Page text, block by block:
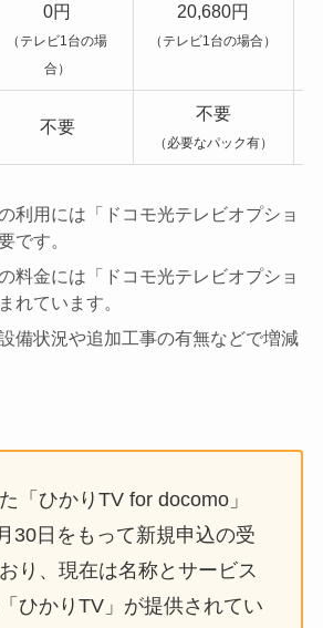
0円
（テレビ1台の場
合）
20,680円
（テレビ1台の場合）
不要
不要
（必要なパック有）
利用には「ドコモ光テレビオプショ
です。
料金には「ドコモ光テレビオプショ
れています。
備状況や追加工事の有無などで増減
「ひかりTV for docomo」
30日をもって新規申込の受
り、現在は名称とサービス
ひかりTV」が提供されてい